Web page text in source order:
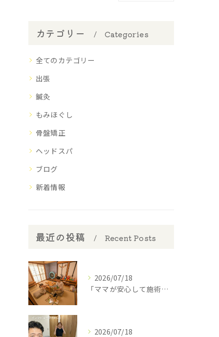
カテゴリー Categories
全てのカテゴリー
出張
鍼灸
もみほぐし
骨盤矯正
ヘッドスパ
ブログ
新着情報
最近の投稿 Recent Posts
2026/07/18
​「ママが安心して施術を受けられるように」
2026/07/18